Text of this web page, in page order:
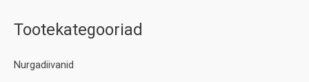
Tootekategooriad
Nurgadiivanid